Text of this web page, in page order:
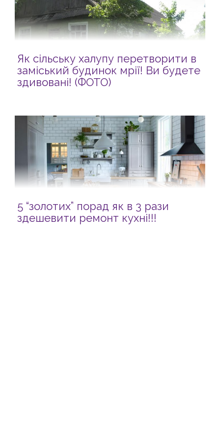
Як сільську халупу перетворити в
заміський будинок мрії! Ви будете
здивовані! (ФОТО)
5 “золотих” порад як в 3 рази
здешевити ремонт кухні!!!